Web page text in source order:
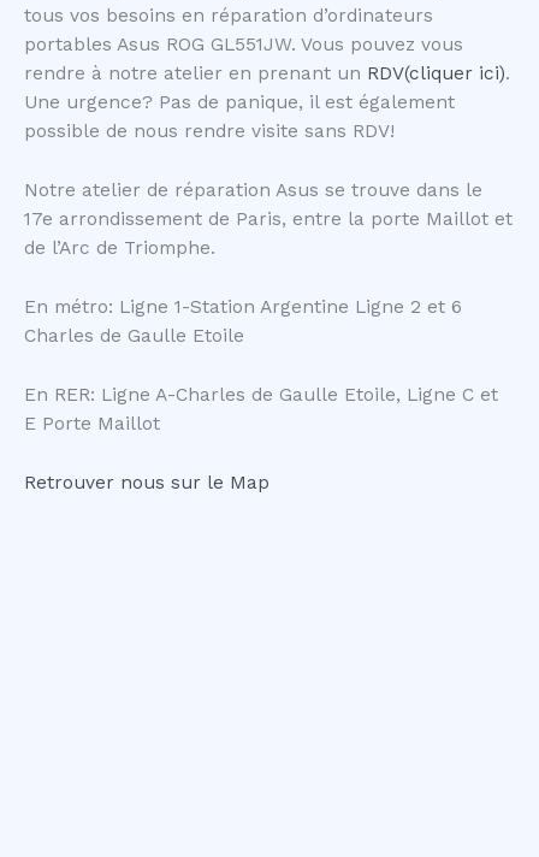
tous vos besoins en réparation d’ordinateurs
portables Asus ROG GL551JW. Vous pouvez vous
rendre à notre atelier en prenant un RDV(cliquer ici).
Une urgence? Pas de panique, il est également
possible de nous rendre visite sans RDV!
Notre atelier de réparation Asus se trouve dans le
17e arrondissement de Paris, entre la porte Maillot et
de l’Arc de Triomphe.
En métro: Ligne 1-Station Argentine Ligne 2 et 6
Charles de Gaulle Etoile
En RER: Ligne A-Charles de Gaulle Etoile, Ligne C et
E Porte Maillot
Retrouver nous sur le Map